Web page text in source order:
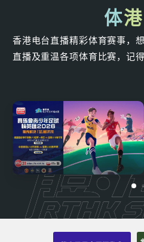
体
香港电台直播精彩体育赛事，
直播及重温各项体育比赛，记